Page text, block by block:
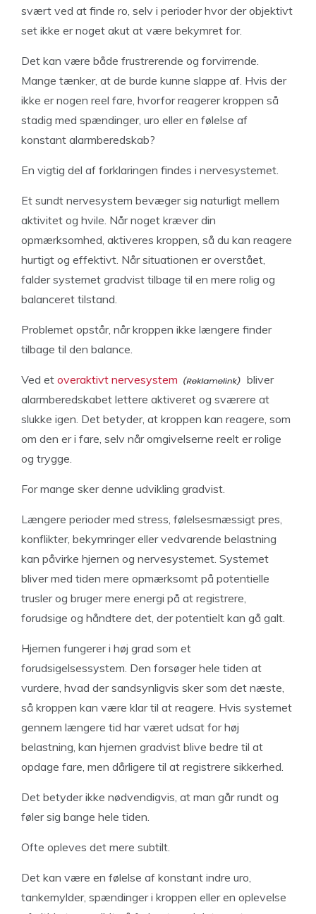
svært ved at finde ro, selv i perioder hvor der objektivt
set ikke er noget akut at være bekymret for.
Det kan være både frustrerende og forvirrende.
Mange tænker, at de burde kunne slappe af. Hvis der
ikke er nogen reel fare, hvorfor reagerer kroppen så
stadig med spændinger, uro eller en følelse af
konstant alarmberedskab?
En vigtig del af forklaringen findes i nervesystemet.
Et sundt nervesystem bevæger sig naturligt mellem
aktivitet og hvile. Når noget kræver din
opmærksomhed, aktiveres kroppen, så du kan reagere
hurtigt og effektivt. Når situationen er overstået,
falder systemet gradvist tilbage til en mere rolig og
balanceret tilstand.
Problemet opstår, når kroppen ikke længere finder
tilbage til den balance.
Ved et overaktivt nervesystem
bliver
alarmberedskabet lettere aktiveret og sværere at
slukke igen. Det betyder, at kroppen kan reagere, som
om den er i fare, selv når omgivelserne reelt er rolige
og trygge.
For mange sker denne udvikling gradvist.
Længere perioder med stress, følelsesmæssigt pres,
konflikter, bekymringer eller vedvarende belastning
kan påvirke hjernen og nervesystemet. Systemet
bliver med tiden mere opmærksomt på potentielle
trusler og bruger mere energi på at registrere,
forudsige og håndtere det, der potentielt kan gå galt.
Hjernen fungerer i høj grad som et
forudsigelsessystem. Den forsøger hele tiden at
vurdere, hvad der sandsynligvis sker som det næste,
så kroppen kan være klar til at reagere. Hvis systemet
gennem længere tid har været udsat for høj
belastning, kan hjernen gradvist blive bedre til at
opdage fare, men dårligere til at registrere sikkerhed.
Det betyder ikke nødvendigvis, at man går rundt og
føler sig bange hele tiden.
Ofte opleves det mere subtilt.
Det kan være en følelse af konstant indre uro,
tankemylder, spændinger i kroppen eller en oplevelse